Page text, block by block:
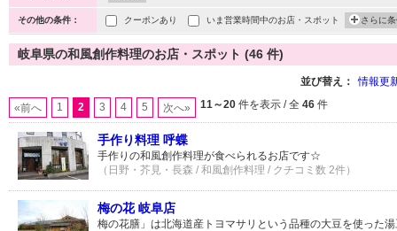
その他の条件： クーポンあり いま営業時間中のお店・スポット さらに
岐阜県の和風創作料理のお店・スポット (46 件)
並び替え： 情報更
«前へ 1 2 3 4 5 次へ» 11～20 件を表示 / 全 46 件
手作り料理 呼蝶
手作りの和風創作料理が食べられるお店です☆
（日野・芥見・長森 / 和風創作料理 / クチコミ数 2件）
梅の花 岐阜店
梅の花膳」は北海道産トヨマサリという品種の大豆を使った